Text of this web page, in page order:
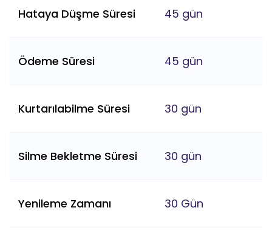
Hataya Düşme Süresi 45 gün
Ödeme Süresi 45 gün
Kurtarılabilme Süresi 30 gün
Silme Bekletme Süresi 30 gün
Yenileme Zamanı 30 Gün